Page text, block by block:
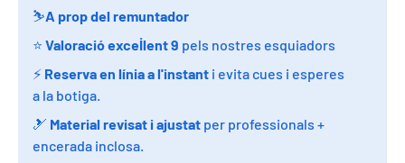
⛷️A prop del remuntador
⭐ Valoració excel·lent9 pels nostres esquiadors
⚡ Reserva en línia a l'instant i evita cues i esperes
a la botiga.
🎿 Material revisat i ajustat per professionals +
encerada inclosa.